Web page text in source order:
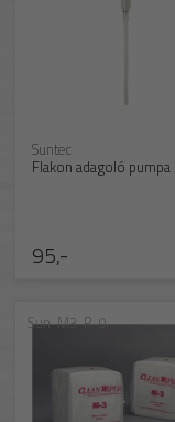
95,-
Suntec
Flakon adagoló pumpa
Sun-M3-R-9